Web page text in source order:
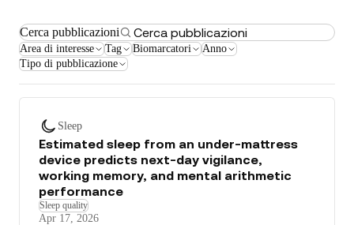
Cerca pubblicazioni
Area di interesse Tag Biomarcatori
Anno
Tipo di pubblicazione
Sleep
Estimated sleep from an under-mattress
device predicts next-day vigilance,
working memory, and mental arithmetic
performance
Sleep quality
Apr 17, 2026